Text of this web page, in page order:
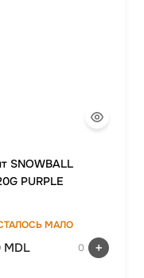
SNOWBALL
PURPLE
МАЛО
MDL 0